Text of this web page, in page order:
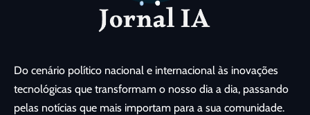
Do cenário político nacional e internacional às inovações
tecnológicas que transformam o nosso dia a dia, passando
pelas notícias que mais importam para a sua comunidade.